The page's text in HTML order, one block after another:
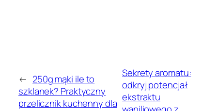
← 250g mąki ile to
szklanek? Praktyczny
przelicznik kuchenny dla
Sekrety aromatu:
odkryj potencjał
ekstraktu